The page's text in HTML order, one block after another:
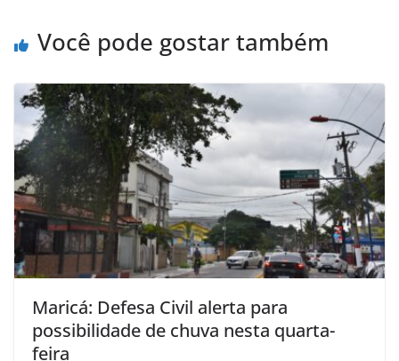
Você pode gostar também
Maricá: Defesa Civil alerta para
possibilidade de chuva nesta quarta-
feira